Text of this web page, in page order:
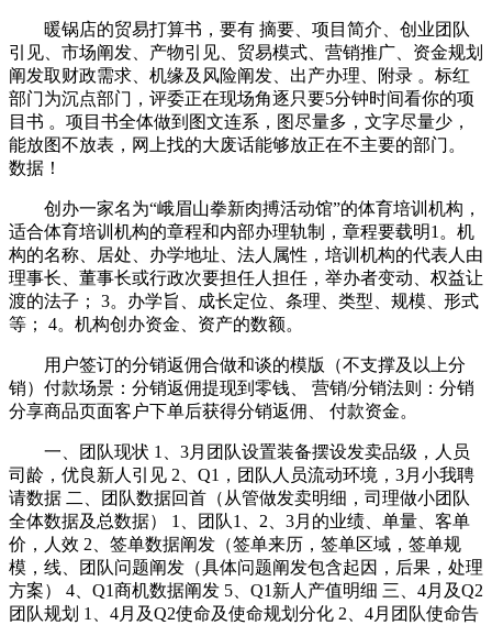
暖锅店的贸易打算书，要有 摘要、项目简介、创业团队
引见、市场阐发、产物引见、贸易模式、营销推广、资金规划
阐发取财政需求、机缘及风险阐发、出产办理、附录 。标红
部门为沉点部门，评委正在现场角逐只要5分钟时间看你的项
目书 。项目书全体做到图文连系，图尽量多，文字尽量少，
能放图不放表，网上找的大废话能够放正在不主要的部门。
数据！
创办一家名为“峨眉山拳新肉搏活动馆”的体育培训机构，
适合体育培训机构的章程和内部办理轨制，章程要载明1。机
构的名称、居处、办学地址、法人属性，培训机构的代表人由
理事长、董事长或行政次要担任人担任，举办者变动、权益让
渡的法子； 3。办学旨、成长定位、条理、类型、规模、形式
等； 4。机构创办资金、资产的数额。
用户签订的分销返佣合做和谈的模版（不支撑及以上分
销）付款场景：分销返佣提现到零钱、 营销/分销法则：分销
分享商品页面客户下单后获得分销返佣、 付款资金。
一、团队现状 1、3月团队设置装备摆设发卖品级，人员
司龄，优良新人引见 2、Q1，团队人员流动环境，3月小我聘
请数据 二、团队数据回首（从管做发卖明细，司理做小团队
全体数据及总数据） 1、团队1、2、3月的业绩、单量、客单
价，人效 2、签单数据阐发（签单来历，签单区域，签单规
模，线、团队问题阐发（具体问题阐发包含起因，后果，处理
方案） 4、Q1商机数据阐发 5、Q1新人产值明细 三、4月及Q2
团队规划 1、4月及Q2使命及使命规划分化 2、4月团队使命告